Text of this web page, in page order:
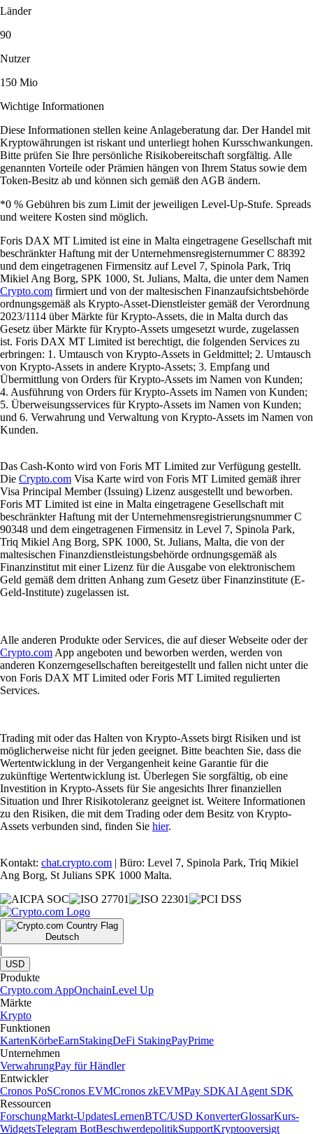
Länder
90
Nutzer
150 Mio
Wichtige Informationen
Diese Informationen stellen keine Anlageberatung dar. Der Handel mit
Kryptowährungen ist riskant und unterliegt hohen Kursschwankungen.
Bitte prüfen Sie Ihre persönliche Risikobereitschaft sorgfältig. Alle
genannten Vorteile oder Prämien hängen von Ihrem Status sowie dem
Token-Besitz ab und können sich gemäß den AGB ändern.
*0 % Gebühren bis zum Limit der jeweiligen Level-Up-Stufe. Spreads
und weitere Kosten sind möglich.
Foris DAX MT Limited ist eine in Malta eingetragene Gesellschaft mit
beschränkter Haftung mit der Unternehmensregisternummer C 88392
und dem eingetragenen Firmensitz auf Level 7, Spinola Park, Triq
Mikiel Ang Borg, SPK 1000, St. Julians, Malta, die unter dem Namen
Crypto.com firmiert und von der maltesischen Finanzaufsichtsbehörde
ordnungsgemäß als Krypto-Asset-Dienstleister gemäß der Verordnung
2023/1114 über Märkte für Krypto-Assets, die in Malta durch das
Gesetz über Märkte für Krypto-Assets umgesetzt wurde, zugelassen
ist. Foris DAX MT Limited ist berechtigt, die folgenden Services zu
erbringen: 1. Umtausch von Krypto-Assets in Geldmittel; 2. Umtausch
von Krypto-Assets in andere Krypto-Assets; 3. Empfang und
Übermittlung von Orders für Krypto-Assets im Namen von Kunden;
4. Ausführung von Orders für Krypto-Assets im Namen von Kunden;
5. Überweisungsservices für Krypto-Assets im Namen von Kunden;
und 6. Verwahrung und Verwaltung von Krypto-Assets im Namen von
Kunden.
Das Cash-Konto wird von Foris MT Limited zur Verfügung gestellt.
Die Crypto.com Visa Karte wird von Foris MT Limited gemäß ihrer
Visa Principal Member (Issuing) Lizenz ausgestellt und beworben.
Foris MT Limited ist eine in Malta eingetragene Gesellschaft mit
beschränkter Haftung mit der Unternehmensregistrierungsnummer C
90348 und dem eingetragenen Firmensitz in Level 7, Spinola Park,
Triq Mikiel Ang Borg, SPK 1000, St. Julians, Malta, die von der
maltesischen Finanzdienstleistungsbehörde ordnungsgemäß als
Finanzinstitut mit einer Lizenz für die Ausgabe von elektronischem
Geld gemäß dem dritten Anhang zum Gesetz über Finanzinstitute (E-
Geld-Institute) zugelassen ist.
Alle anderen Produkte oder Services, die auf dieser Webseite oder der
Crypto.com App angeboten und beworben werden, werden von
anderen Konzerngesellschaften bereitgestellt und fallen nicht unter die
von Foris DAX MT Limited oder Foris MT Limited regulierten
Services.
Trading mit oder das Halten von Krypto-Assets birgt Risiken und ist
möglicherweise nicht für jeden geeignet. Bitte beachten Sie, dass die
Wertentwicklung in der Vergangenheit keine Garantie für die
zukünftige Wertentwicklung ist. Überlegen Sie sorgfältig, ob eine
Investition in Krypto-Assets für Sie angesichts Ihrer finanziellen
Situation und Ihrer Risikotoleranz geeignet ist. Weitere Informationen
zu den Risiken, die mit dem Trading oder dem Besitz von Krypto-
Assets verbunden sind, finden Sie hier.
Kontakt: chat.crypto.com | Büro: Level 7, Spinola Park, Triq Mikiel
Ang Borg, St Julians SPK 1000 Malta.
Deutsch
|
USD
Produkte
Crypto.com AppOnchainLevel Up
Märkte
Krypto
Funktionen
KartenKörbeEarnStakingDeFi StakingPayPrime
Unternehmen
VerwahrungPay für Händler
Entwickler
Cronos PoSCronos EVMCronos zkEVMPay SDKAI Agent SDK
Ressourcen
ForschungMarkt-UpdatesLernenBTC/USD KonverterGlossarKurs-
WidgetsTelegram BotBeschwerdepolitikSupportKryptooversigt